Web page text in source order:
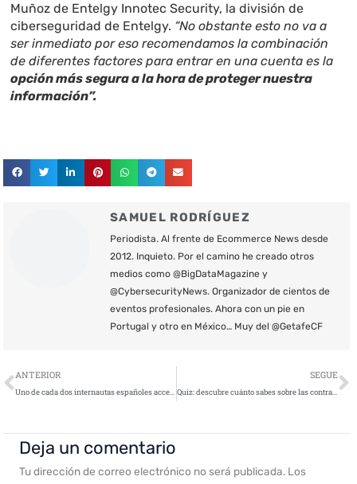
Muñoz de Entelgy Innotec Security, la división de
ciberseguridad de Entelgy. “No obstante esto no va a
ser inmediato por eso recomendamos la combinación
de diferentes factores para entrar en una cuenta es la
opción más segura a la hora de proteger nuestra
información”.
SAMUEL RODRÍGUEZ
Periodista. Al frente de Ecommerce News desde
2012. Inquieto. Por el camino he creado otros
medios como @BigDataMagazine y
@CybersecurityNews. Organizador de cientos de
eventos profesionales. Ahora con un pie en
Portugal y otro en México… Muy del @GetafeCF
Ant
ANTERIOR
Uno de cada dos internautas españoles accede con la misma contraseña a su correo electrónico, a su banco o a sus redes sociales
SEGUE
Quiz: descubre cuánto sabes sobre las contraseñas
Deja un comentario
Tu dirección de correo electrónico no será publicada. Los